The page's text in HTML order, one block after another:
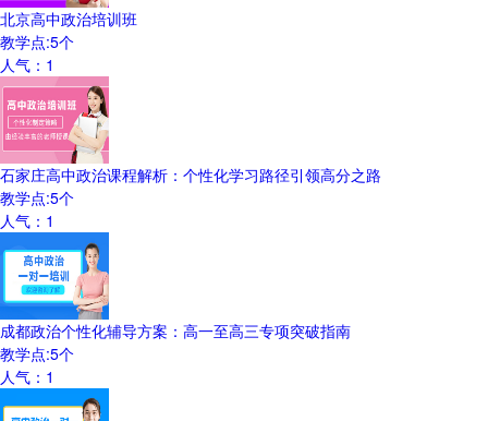
北京高中政治培训班
教学点:5个
人气： 1
石家庄高中政治课程解析：个性化学习路径引领高分之路
教学点:5个
人气： 1
成都政治个性化辅导方案：高一至高三专项突破指南
教学点:5个
人气： 1